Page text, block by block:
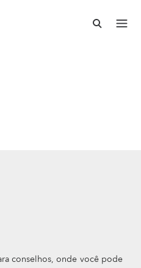
conselhos, onde você pode